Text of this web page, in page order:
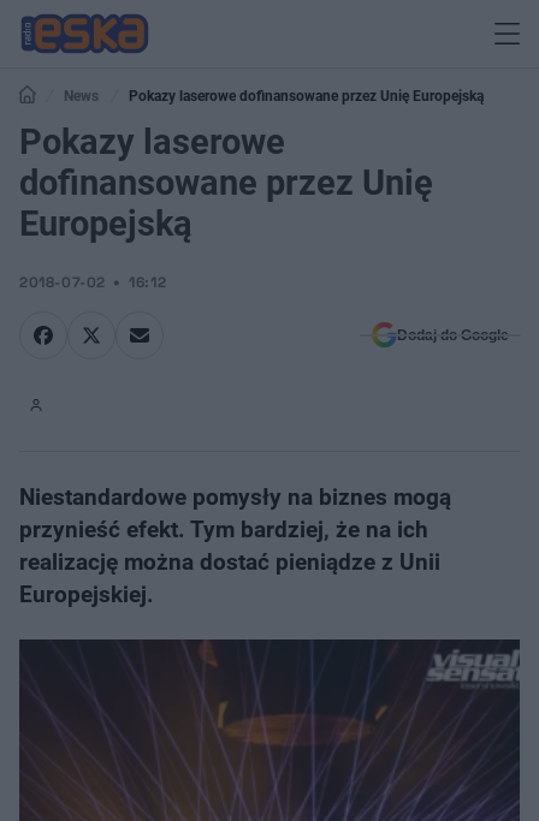
News Pokazy laserowe dofinansowane przez Unię Europejską
Pokazy laserowe
dofinansowane przez Unię
Europejską
2018-07-02 16:12
Dodaj do Google
Niestandardowe pomysły na biznes mogą
przynieść efekt. Tym bardziej, że na ich
realizację można dostać pieniądze z Unii
Europejskiej.